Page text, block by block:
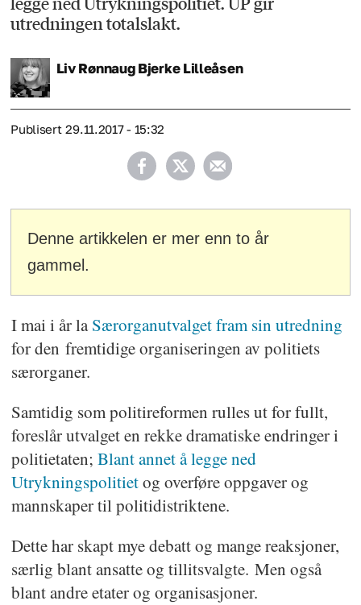
utredningen totalslakt.
Liv Rønnaug Bjerke Lilleåsen
Publisert 29.11.2017 - 15:32
Denne artikkelen er mer enn to år
gammel.
I mai i år laSærorganutvalget fram sin utredning
for den fremtidige organiseringen av politiets
særorganer.
Samtidig som politireformen rulles ut for fullt,
foreslår utvalget en rekke dramatiske endringer i
politietaten; Blant annet å legge ned
Utrykningspolitietog overføre oppgaver og
mannskaper til politidistriktene.
Dette har skapt mye debatt og mange reaksjoner,
særlig blant ansatte og tillitsvalgte. Men også
blant andre etater og organisasjoner.